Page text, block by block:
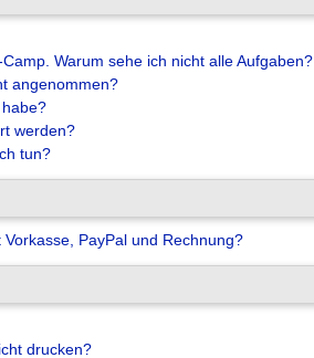
Warum sehe ich nicht alle Aufgaben?
angenommen?
werden?
tun?
PayPal und Rechnung?
drucken?